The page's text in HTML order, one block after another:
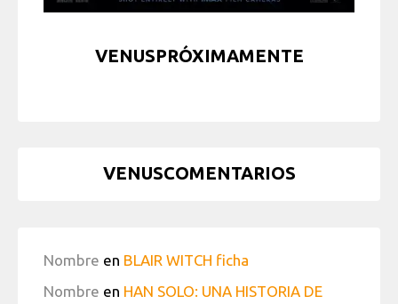
VENUSPRÓXIMAMENTE
VENUSCOMENTARIOS
Nombre en BLAIR WITCH ficha
Nombre en HAN SOLO: UNA HISTORIA DE